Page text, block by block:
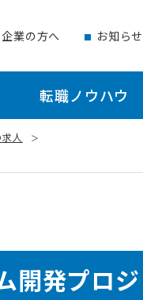
業の方へ お知らせ
転職ノウハウ
人
発プロ